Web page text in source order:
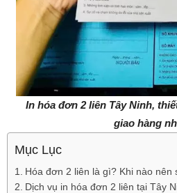
In hóa đơn 2 liên Tây Ninh,
giao hàng
Mục Lục
Hóa đơn 2 liên là gì? Khi nào nên
Dịch vụ in hóa đơn 2 liên tại Tây